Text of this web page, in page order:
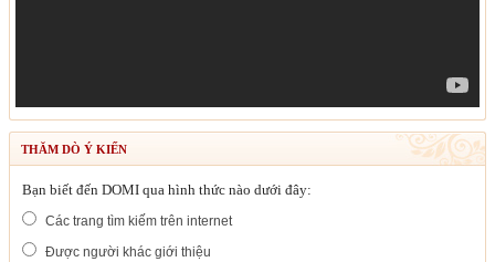
THĂM DÒ Ý KIẾN
Bạn biết đến DOMI qua hình thức nào dưới đây:
Các trang tìm kiếm trên internet
Được người khác giới thiệu